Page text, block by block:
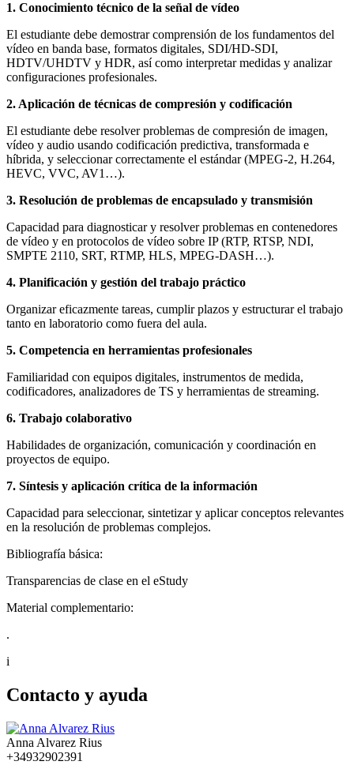
1. Conocimiento técnico de la señal de vídeo
El estudiante debe demostrar comprensión de los fundamentos del
vídeo en banda base, formatos digitales, SDI/HD-SDI,
HDTV/UHDTV y HDR, así como interpretar medidas y analizar
configuraciones profesionales.
2. Aplicación de técnicas de compresión y codificación
El estudiante debe resolver problemas de compresión de imagen,
vídeo y audio usando codificación predictiva, transformada e
híbrida, y seleccionar correctamente el estándar (MPEG-2, H.264,
HEVC, VVC, AV1…).
3. Resolución de problemas de encapsulado y transmisión
Capacidad para diagnosticar y resolver problemas en contenedores
de vídeo y en protocolos de vídeo sobre IP (RTP, RTSP, NDI,
SMPTE 2110, SRT, RTMP, HLS, MPEG-DASH…).
4. Planificación y gestión del trabajo práctico
Organizar eficazmente tareas, cumplir plazos y estructurar el trabajo
tanto en laboratorio como fuera del aula.
5. Competencia en herramientas profesionales
Familiaridad con equipos digitales, instrumentos de medida,
codificadores, analizadores de TS y herramientas de streaming.
6. Trabajo colaborativo
Habilidades de organización, comunicación y coordinación en
proyectos de equipo.
7. Síntesis y aplicación crítica de la información
Capacidad para seleccionar, sintetizar y aplicar conceptos relevantes
en la resolución de problemas complejos.
Bibliografía básica:
Transparencias de clase en el eStudy
Material complementario:
.
i
Contacto y ayuda
Anna Alvarez Rius
+34932902391